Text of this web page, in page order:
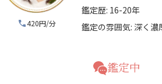
420円/分
鑑定歴: 16-20年
鑑定の雰囲気: 深く濃
鑑定中